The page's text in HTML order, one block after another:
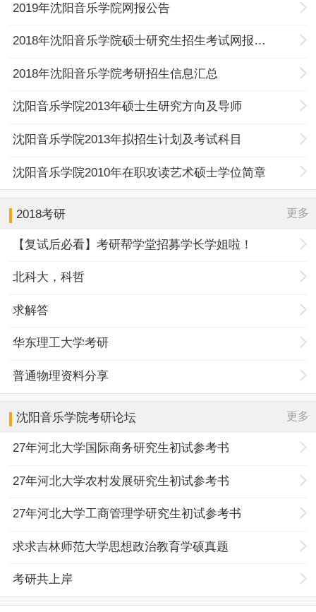
2019年沈阳音乐学院网报公告
2018年沈阳音乐学院硕士研究生招生考试网报公告
2018年沈阳音乐学院考研招生信息汇总
沈阳音乐学院2013年硕士生研究方向及导师
沈阳音乐学院2013年拟招生计划及考试科目
沈阳音乐学院2010年在职攻读艺术硕士学位简章
2018考研 更多
【复试后必看】考研帮学堂招募学长学姐啦！
北科大，科哲
求解答
华东理工大学考研
普通物理资料分享
沈阳音乐学院考研论坛 更多
27年河北大学国际商务研究生初试参考书
27年河北大学农村发展研究生初试参考书
27年河北大学工商管理学研究生初试参考书
求求吉林师范大学思想政治教育学硕真题
考研共上岸